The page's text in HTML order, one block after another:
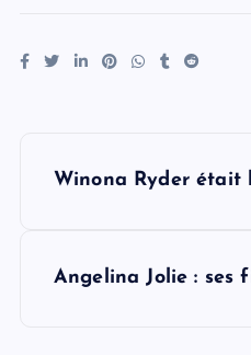
Winona Ryder était
Angelina Jolie : ses